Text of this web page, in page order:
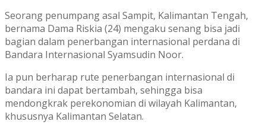
Seorang penumpang asal Sampit, Kalimantan Tengah,
bernama Dama Riskia (24) mengaku senang bisa jadi
bagian dalam penerbangan internasional perdana di
Bandara Internasional Syamsudin Noor.
Ia pun berharap rute penerbangan internasional di
bandara ini dapat bertambah, sehingga bisa
mendongkrak perekonomian di wilayah Kalimantan,
khususnya Kalimantan Selatan.